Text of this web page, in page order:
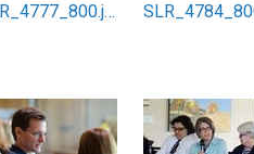
SLR_4777_800.jpg